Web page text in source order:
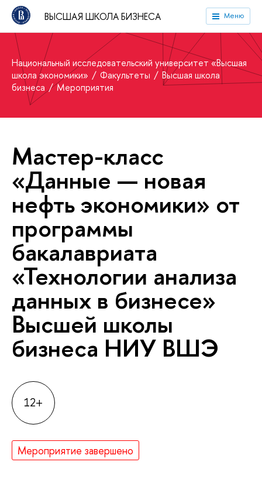
ВЫСШАЯ ШКОЛА БИЗНЕСА Меню
Национальный исследовательский университет «Высшая
школа экономики»
Факультеты
Высшая школа
бизнеса
Мероприятия
Мастер-класс
«Данные — новая
нефть экономики» от
программы
бакалавриата
«Технологии анализа
данных в бизнесе»
Высшей школы
бизнеса НИУ ВШЭ
12+
Мероприятие завершено